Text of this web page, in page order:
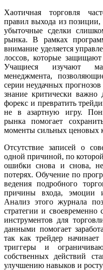
Хаотичная торговля
правил выхода из позиции,
убыточные сделки
рынка. В рамках
внимание уделяется
лоссов, которые
Учащиеся изучают
менеджмента,
серии неудачных
знание критически важно
форекс и превратить
не в азартную игру.
рынка помогает
моменты сильных ценовых
Отсутствие записей о
одной причиной, по
ошибки снова и снова,
потерях. Обучение по
ведения подробного
причины входа, эмоции
Анализ этого журнала
стратегии и своевременно
инструментов для
данными помогает
так как трейдер
триггеры и
собственных действий
улучшению навыков и